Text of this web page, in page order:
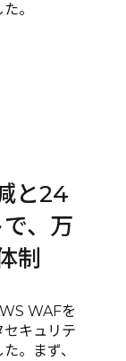
。
と24
、万
制
WAFを
キュリテ
。まず、